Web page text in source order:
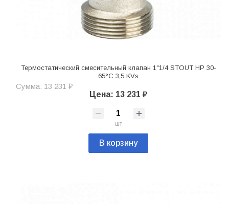
Термостатический смесительный клапан 1"1/4 STOUT НР 30-
65°С 3,5 KVs
Сумма: 13 231 ₽
Цена: 13 231 ₽
шт
В корзину